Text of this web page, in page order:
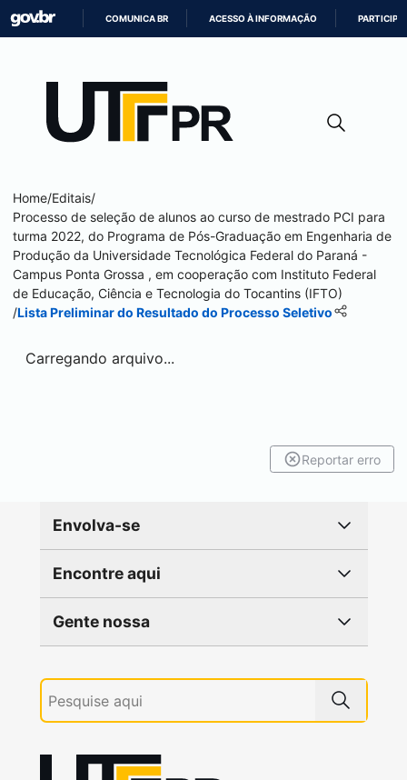
CONTEÚDO
COMUNICA BR ACESSO À INFORMAÇÃO PARTICIPE
Home/Editais/
Processo de seleção de alunos ao curso de mestrado PCI para
turma 2022, do Programa de Pós-Graduação em Engenharia de
Produção da Universidade Tecnológica Federal do Paraná -
Campus Ponta Grossa , em cooperação com Instituto Federal
de Educação, Ciência e Tecnologia do Tocantins (IFTO)
/Lista Preliminar do Resultado do Processo Seletivo
Carregando arquivo...
Reportar erro
Envolva-se
Encontre aqui
Gente nossa